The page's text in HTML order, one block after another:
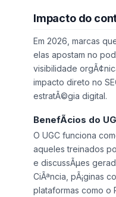
Impacto do
Em 2026, marcas
elas apostam no
visibilidade
impacto direto no
BenefÃ­cios do
O UGC funciona
aqueles treinados
e discussÃµes
CiÃªncia, pÃ¡ginas